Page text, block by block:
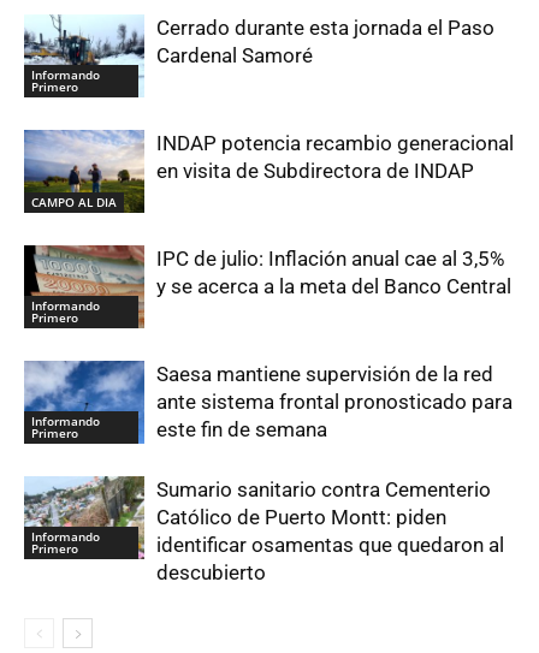
Informando
Primero
Cerrado durante esta jornada el Paso
Cardenal Samoré
CAMPO AL DIA
INDAP potencia recambio generacional
en visita de Subdirectora de INDAP
Informando
Primero
IPC de julio: Inflación anual cae al 3,5%
y se acerca a la meta del Banco Central
Informando
Primero
Saesa mantiene supervisión de la red
ante sistema frontal pronosticado para
este fin de semana
Informando
Primero
Sumario sanitario contra Cementerio
Católico de Puerto Montt: piden
identificar osamentas que quedaron al
descubierto